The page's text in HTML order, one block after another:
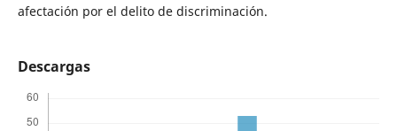
afectación por el delito de discriminación.
Descargas